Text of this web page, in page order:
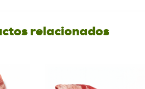
relacionados